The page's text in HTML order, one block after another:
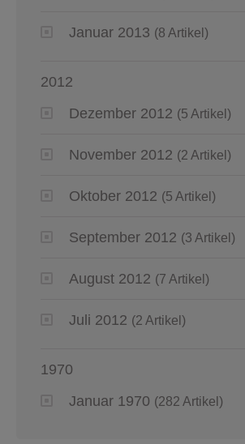
Januar 2013 (8 Artikel)
2012
Dezember 2012 (5 Artikel)
November 2012 (2 Artikel)
Oktober 2012 (5 Artikel)
September 2012 (3 Artikel)
August 2012 (7 Artikel)
Juli 2012 (2 Artikel)
1970
Januar 1970 (282 Artikel)